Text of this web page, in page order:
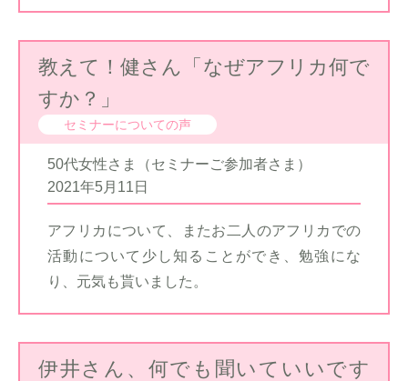
教えて！健さん「なぜアフリカ何で
すか？」
セミナーについての声
50代女性さま（セミナーご参加者さま）
2021年5月11日
アフリカについて、またお二人のアフリカでの
活動について少し知ることができ、勉強にな
り、元気も貰いました。
伊井さん、何でも聞いていいです